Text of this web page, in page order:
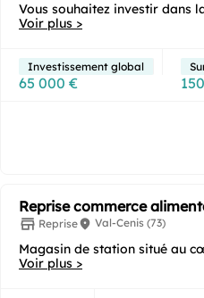
Vous souhaitez investir dans
alimentaire en franchise sous
Voir plus >
Investissement global
65 000 €
Reprise commerce
Reprise Val-Cenis (73)
Magasin de station situé au
concurrence alimentaire
Voir plus >